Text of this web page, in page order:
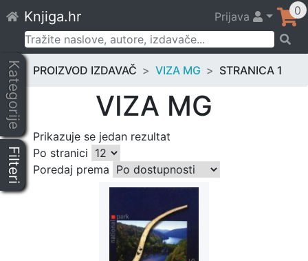
to
content
Knjiga.hr Prijava 0
Pretraži:
Kategorije
Filteri
PROIZVOD IZDAVAČ VIZA MG STRANICA 1
VIZA MG
Prikazuje se jedan rezultat
Po stranici
Poredaj prema